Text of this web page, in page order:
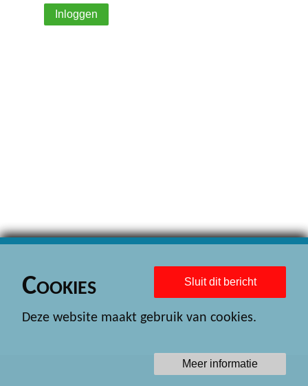
Inloggen
Sluit dit bericht
Cookies
Deze website maakt gebruik van cookies.
Meer informatie